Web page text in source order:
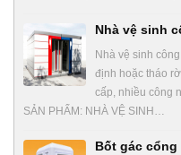
Nhà vệ sinh
Nhà vệ sinh
định hoặc tháo
cấp, nhiều công
SẢN PHẨM: NHÀ VỆ SINH…
Bốt gác cổng